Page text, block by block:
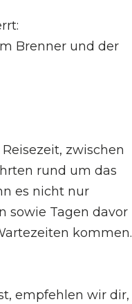
Brenner und der
zwischen
rund um das
es nicht nur
sowie Tagen davor
kommen.
empfehlen wir dir,